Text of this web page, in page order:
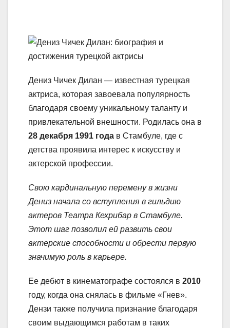
Дениз Чичек Дилан — известная турецкая
актриса, которая завоевала популярность
благодаря своему уникальному таланту и
привлекательной внешности. Родилась она в
28 декабря 1991 года в Стамбуле, где с
детства проявила интерес к искусству и
актерской профессии.
Свою кардинальную перемену в жизни
Дениз начала со вступления в гильдию
актеров Театра Кехрибар в Стамбуле.
Этот шаг позволил ей развить свои
актерские способности и обрести первую
значимую роль в карьере.
Ее дебют в кинематографе состоялся в 2010
году, когда она снялась в фильме «Гнев».
Дензи также получила признание благодаря
своим выдающимся работам в таких